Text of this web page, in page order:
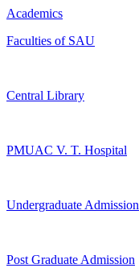
Academics
Faculties of SAU
Central Library
PMUAC V. T. Hospital
Undergraduate Admission
Post Graduate Admission